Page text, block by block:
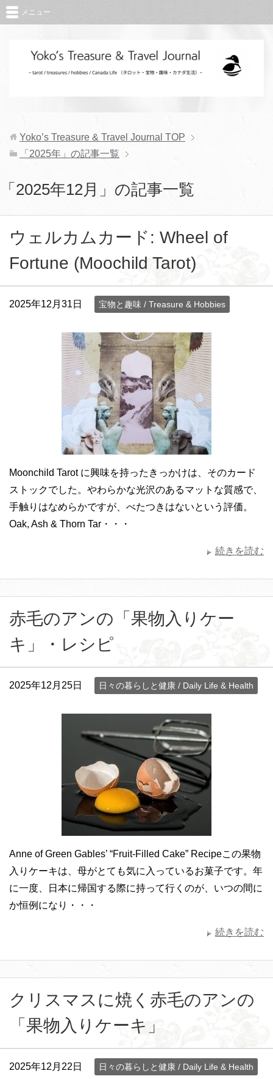
メニュー
Yoko’s Treasure & Travel Journal TOP
「2025年」の記事一覧
「2025年12月」の記事一覧
ウェルカムカード: Wheel of
Fortune (Moochild Tarot)
2025年12月31日 宝物と趣味 / Treasure & Hobbies
Moonchild Tarot に興味を持ったきっかけは、そのカード
ストックでした。やわらかな光沢のあるマットな質感で、
手触りはなめらかですが、べたつきはないという評価。
Oak, Ash & Thorn Tar・・・
続きを読む
赤毛のアンの「果物入りケー
キ」・レシピ
2025年12月25日 日々の暮らしと健康 / Daily Life & Health
Anne of Green Gables’ “Fruit-Filled Cake” Recipeこの果物
入りケーキは、母がとても気に入っているお菓子です。年
に一度、日本に帰国する際に持って行くのが、いつの間に
か恒例になり・・・
続きを読む
クリスマスに焼く赤毛のアンの
「果物入りケーキ」
2025年12月22日 日々の暮らしと健康 / Daily Life & Health